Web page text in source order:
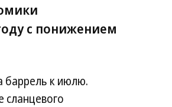
с понижением
баррель к июлю.
сланцевого